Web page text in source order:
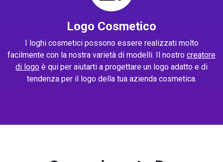
Logo Cosmetico
I loghi cosmetici possono essere realizzati molto
facilmente con la nostra varietà di modelli. Il nostro creatore
di logo è qui per aiutarti a progettare un logo adatto e di
tendenza per il logo della tua azienda cosmetica.